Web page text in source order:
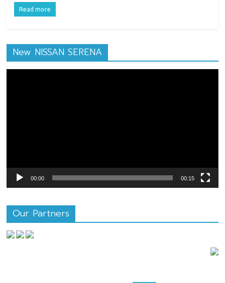
Read more
New NISSAN SERENA
00:00 00:15
Our Partners